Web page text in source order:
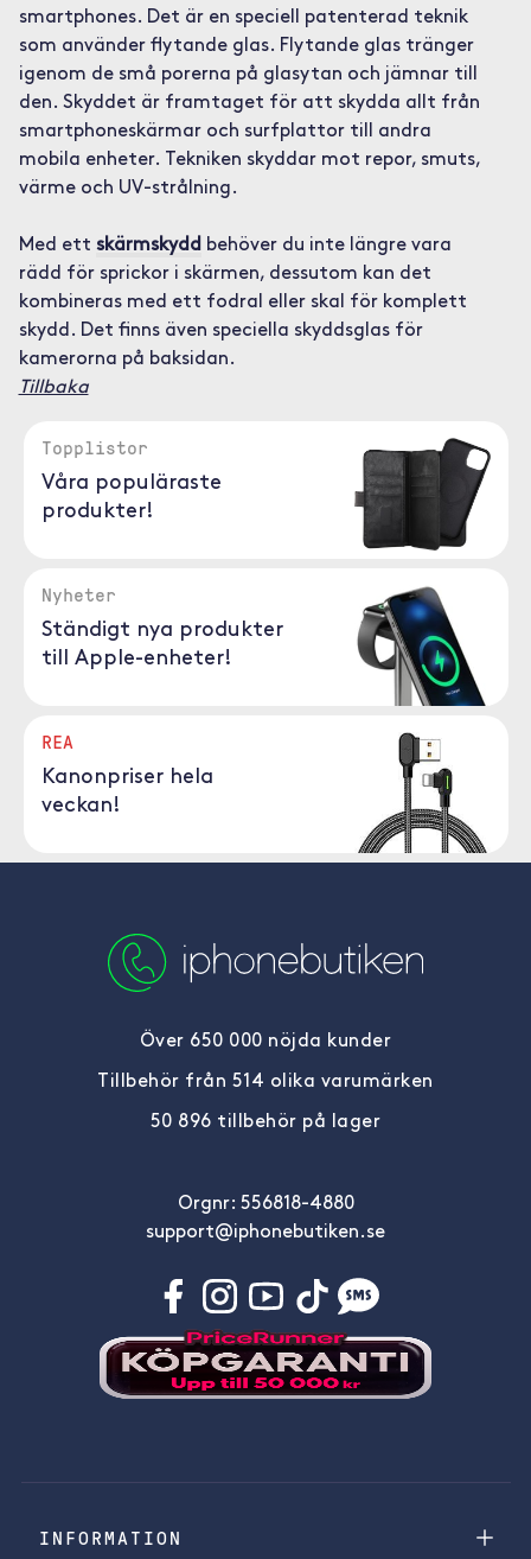
smartphones. Det är en speciell patenterad teknik
som använder flytande glas. Flytande glas tränger
igenom de små porerna på glasytan och jämnar till
den. Skyddet är framtaget för att skydda allt från
smartphoneskärmar och surfplattor till andra
mobila enheter. Tekniken skyddar mot repor, smuts,
värme och UV-strålning.
Med ett skärmskydd behöver du inte längre vara
rädd för sprickor i skärmen, dessutom kan det
kombineras med ett fodral eller skal för komplett
skydd. Det finns även speciella skyddsglas för
kamerorna på baksidan.
Tillbaka
Topplistor
Våra populäraste
produkter!
Nyheter
Ständigt nya produkter
till Apple-enheter!
REA
Kanonpriser hela
veckan!
Över 650 000 nöjda kunder
Tillbehör från 514 olika varumärken
50 896 tillbehör på lager
Orgnr: 556818-4880
support@iphonebutiken.se
INFORMATION